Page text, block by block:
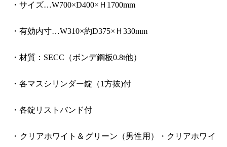
・サイズ…W700×D400×Ｈ1700mm
・有効内寸…W310×約D375×Ｈ330mm
・材質：SECC（ボンデ鋼板0.8t他）
・各マスシリンダー錠（1方抜)付
・各錠リストバンド付
・クリアホワイト＆グリーン（男性用）・クリアホワイ